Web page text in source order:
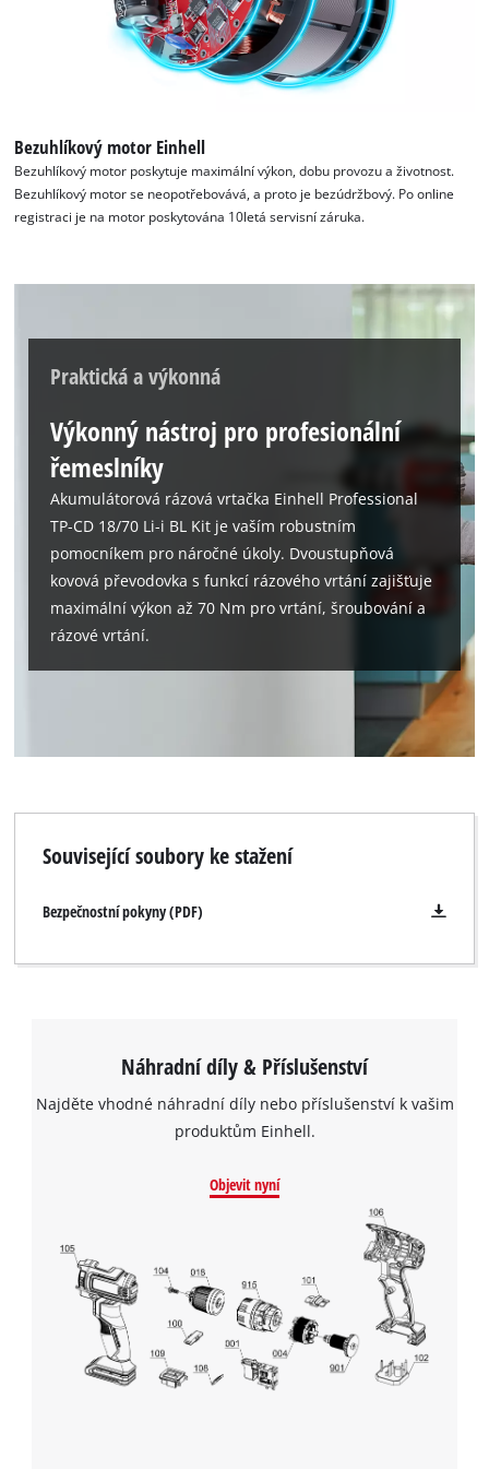
the site with their CMP to add this content
to the list of technologies used.
Powered byUsercentrics Consent
Management Platform
Bezuhlíkový motor Einhell
Bezuhlíkový motor poskytuje maximální výkon, dobu provozu a životnost.
Bezuhlíkový motor se neopotřebovává, a proto je bezúdržbový. Po online
registraci je na motor poskytována 10letá servisní záruka.
Praktická a výkonná
Výkonný nástroj pro profesionální
řemeslníky
Akumulátorová rázová vrtačka Einhell Professional
TP-CD 18/70 Li-i BL Kit je vaším robustním
pomocníkem pro náročné úkoly. Dvoustupňová
kovová převodovka s funkcí rázového vrtání zajišťuje
maximální výkon až 70 Nm pro vrtání, šroubování a
rázové vrtání.
Související soubory ke stažení
Bezpečnostní pokyny (PDF)
Náhradní díly & Příslušenství
Najděte vhodné náhradní díly nebo příslušenství k vašim
produktům Einhell.
Objevit nyní